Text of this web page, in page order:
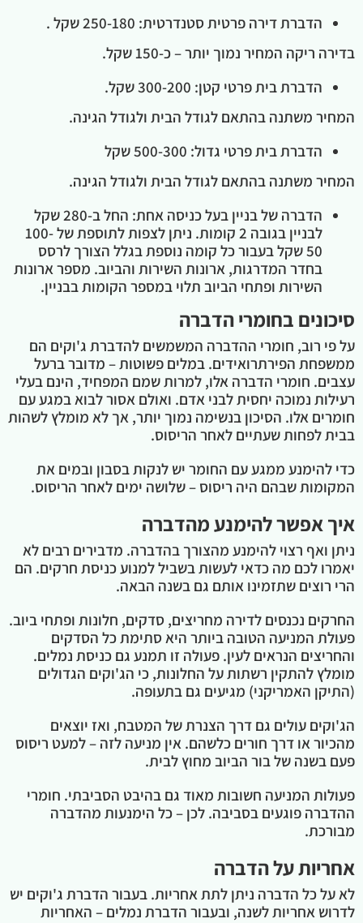
הדברת דירה פרטית סטנדרטית: 250-180 שקל .
בדירה ריקה המחיר נמוך יותר – כ-150 שקל.
הדברת בית פרטי קטן: 300-200 שקל.
המחיר משתנה בהתאם לגודל הבית ולגודל הגינה.
הדברת בית פרטי גדול: 500-300 שקל
המחיר משתנה בהתאם לגודל הבית ולגודל הגינה.
הדברה של בניין בעל כניסה אחת: החל ב-280 שקל
לבניין בגובה 2 קומות. ניתן לצפות לתוספת של 100-
50 שקל בעבור כל קומה נוספת בגלל הצורך לרסס
בחדר המדרגות, ארונות השירות והביוב. מספר ארונות
השירות ופתחי הביוב תלוי במספר הקומות בבניין.
סיכונים בחומרי הדברה
על פי רוב, חומרי ההדברה המשמשים להדברת ג'וקים הם
ממשפחת הפירתרואידים. במלים פשוטות – מדובר ברעל
עצבים. חומרי הדברה אלו, למרות שמם המפחיד, הינם בעלי
רעילות נמוכה יחסית לבני אדם. ואולם אסור לבוא במגע עם
חומרים אלו. הסיכון בנשימה נמוך יותר, אך לא מומלץ לשהות
בבית לפחות שעתיים לאחר הריסוס.
כדי להימנע ממגע עם החומר יש לנקות בסבון ובמים את
המקומות שבהם היה ריסוס – שלושה ימים לאחר הריסוס.
איך אפשר להימנע מהדברה
ניתן ואף רצוי להימנע מהצורך בהדברה. מדבירים רבים לא
יאמרו לכם מה כדאי לעשות בשביל למנוע כניסת חרקים. הם
הרי רוצים שתזמינו אותם גם בשנה הבאה.
החרקים נכנסים לדירה מחריצים, סדקים, חלונות ופתחי ביוב.
פעולת המניעה הטובה ביותר היא סתימת כל הסדקים
והחריצים הנראים לעין. פעולה זו תמנע גם כניסת נמלים.
מומלץ להתקין רשתות על החלונות, כי הג'וקים הגדולים
(התיקן האמריקני) מגיעים גם בתעופה.
הג'וקים עולים גם דרך הצנרת של המטבח, ואז יוצאים
מהכיור או דרך חורים כלשהם. אין מניעה לזה – למעט ריסוס
פעם בשנה של בור הביוב מחוץ לבית.
פעולות המניעה חשובות מאוד גם בהיבט הסביבתי. חומרי
ההדברה פוגעים בסביבה. לכן – כל הימנעות מהדברה
מבורכת.
אחריות על הדברה
לא על כל הדברה ניתן לתת אחריות. בעבור הדברת ג'וקים יש
לדרוש אחריות לשנה, ובעבור הדברת נמלים – האחריות